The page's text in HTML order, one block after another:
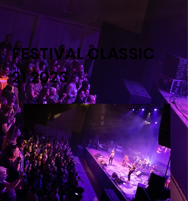
FESTIVAL CLASSIC
21 2023